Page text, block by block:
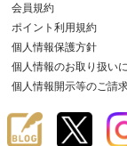
会員規約
ポイント利用規約
個人情報保護方針
個人情報のお取り扱い
個人情報開示等のご請